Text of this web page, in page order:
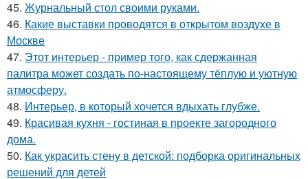
45. Журнальный стол своими руками.
46. Какие выставки проводятся в открытом воздухе в
Москве
47. Этот интерьер - пример того, как сдержанная
палитра может создать по-настоящему тёплую и уютную
атмосферу.
48. Интерьер, в который хочется вдыхать глубже.
49. Красивая кухня - гостиная в проекте загородного
дома.
50. Как украсить стену в детской: подборка оригинальных
решений для детей